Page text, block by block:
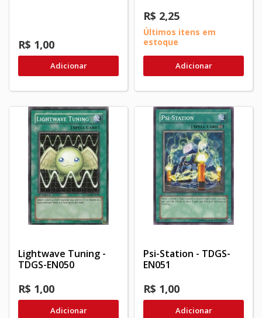
R$ 1,00
Adicionar
R$ 2,25
Últimos itens em
estoque
Adicionar
Lightwave Tuning -
TDGS-EN050
R$ 1,00
Adicionar
Psi-Station - TDGS-
EN051
R$ 1,00
Adicionar